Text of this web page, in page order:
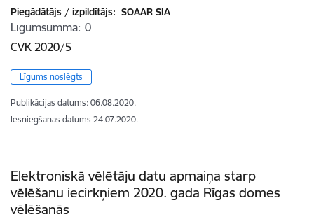
Piegādātājs / izpildītājs: SOAAR SIA
Līgumsumma 0
CVK 2020/5
Līgums noslēgts
Publikācijas datums: 06.08.2020.
Iesniegšanas datums 24.07.2020.
Elektroniskā vēlētāju datu apmaiņa starp
vēlēšanu iecirkņiem 2020. gada Rīgas domes
vēlēšanās